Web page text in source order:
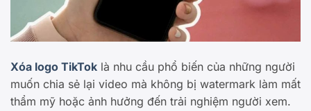
Xóa logo TikTok là nhu cầu phổ biến của những người
muốn chia sẻ lại video mà không bị watermark làm mất
thẩm mỹ hoặc ảnh hưởng đến trải nghiệm người xem.